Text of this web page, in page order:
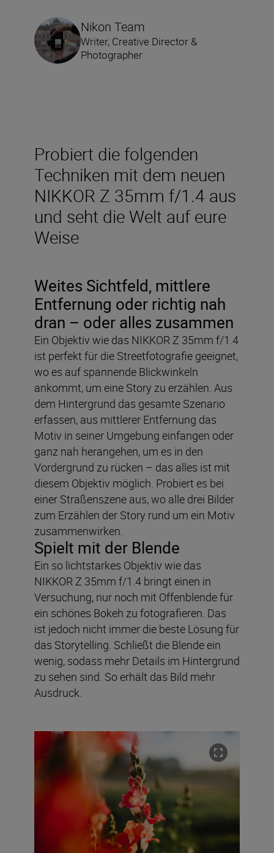
Probiert die folgenden
Techniken mit dem neuen
NIKKOR Z 35mm f/1.4 aus
und seht die Welt auf eure
Weise
Weites Sichtfeld, mittlere
Entfernung oder richtig nah
dran – oder alles zusammen
Ein Objektiv wie das NIKKOR Z 35mm f/1.4
ist perfekt für die Streetfotografie geeignet,
wo es auf spannende Blickwinkeln
ankommt, um eine Story zu erzählen. Aus
dem Hintergrund das gesamte Szenario
erfassen, aus mittlerer Entfernung das
Motiv in seiner Umgebung einfangen oder
ganz nah herangehen, um es in den
Vordergrund zu rücken – das alles ist mit
diesem Objektiv möglich. Probiert es bei
einer Straßenszene aus, wo alle drei Bilder
zum Erzählen der Story rund um ein Motiv
zusammenwirken.
Spielt mit der Blende
Ein so lichtstarkes Objektiv wie das
NIKKOR Z 35mm f/1.4 bringt einen in
Versuchung, nur noch mit Offenblende für
ein schönes Bokeh zu fotografieren. Das
ist jedoch nicht immer die beste Lösung für
das Storytelling. Schließt die Blende ein
wenig, sodass mehr Details im Hintergrund
zu sehen sind. So erhält das Bild mehr
Ausdruck.
Nikon Team
Writer, Creative Director &
Photographer